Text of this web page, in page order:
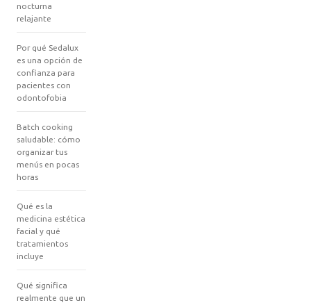
nocturna
relajante
Por qué Sedalux
es una opción de
confianza para
pacientes con
odontofobia
Batch cooking
saludable: cómo
organizar tus
menús en pocas
horas
Qué es la
medicina estética
facial y qué
tratamientos
incluye
Qué significa
realmente que un